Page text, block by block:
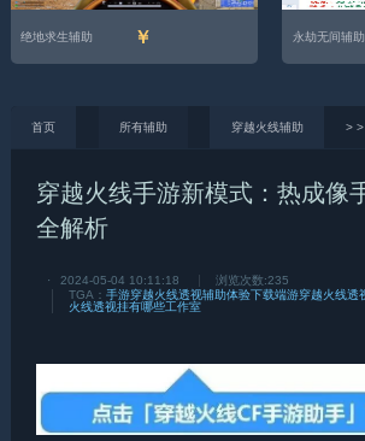
绝地求生辅助 ￥ 永劫无间辅助
首页 >
所有辅助 >
穿越火线辅助
穿越火线手游新模式：热成像
全解析
· 2024-05-04 10:11:18 浏览次数:235
TGA： 手游穿越火线透视辅助体验下载端游穿越火线透
火线透视挂有哪些工作室